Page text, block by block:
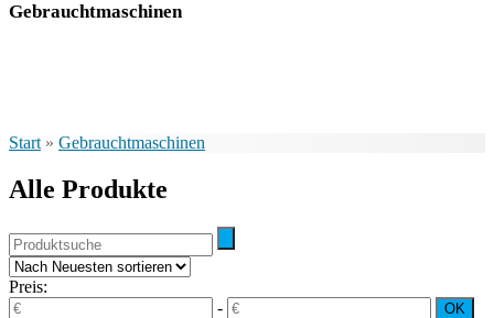
Gebrauchtmaschinen
Start » Gebrauchtmaschinen
Alle Produkte
Preis:
-